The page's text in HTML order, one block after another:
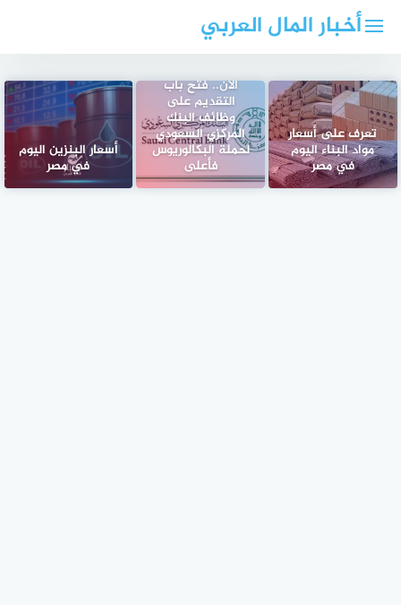
أخبار المال العربي
تعرف على أسعار
مواد البناء اليوم
في مصر
الآن.. فتح باب
التقديم على
وظائف البنك
المركزي السعودي
لحملة البكالوريوس
فأعلى
أسعار البنزين اليوم
في مصر